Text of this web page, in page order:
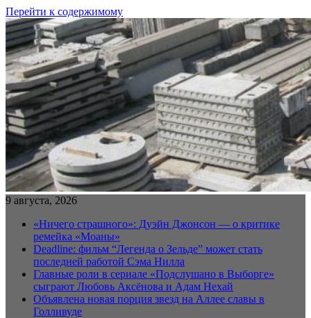
Перейти к содержимому
9 августа, 2026
«Ничего страшного»: Дуэйн Джонсон — о критике
ремейка «Моаны»
Deadline: фильм “Легенда о Зельде” может стать
последней работой Сэма Нилла
Главные роли в сериале «Подслушано в Выборге»
сыграют Любовь Аксёнова и Адам Нехай
Объявлена новая порция звезд на Аллее славы в
Голливуде